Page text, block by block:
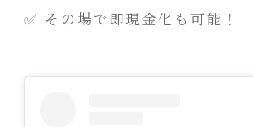
✅ その場で即現金化も可能！